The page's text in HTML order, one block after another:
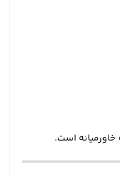
خاورمیانه است.